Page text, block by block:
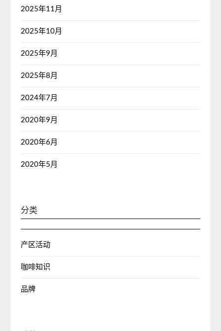
2025年11月
2025年10月
2025年9月
2025年8月
2024年7月
2020年9月
2020年6月
2020年5月
分类
产区活动
咖啡知识
品牌